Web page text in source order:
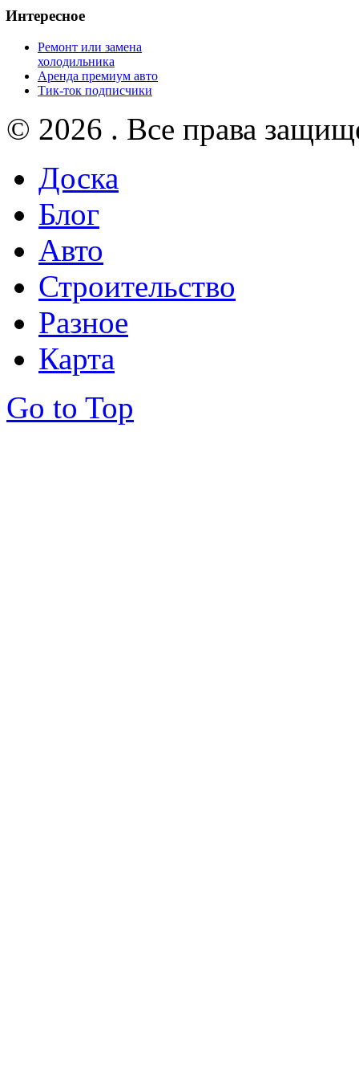
Интересное
Ремонт или замена
холодильника
Аренда премиум авто
Тик-ток подписчики
© 2026 . Все права
Доска
Блог
Авто
Строительство
Разное
Карта
Go to Top